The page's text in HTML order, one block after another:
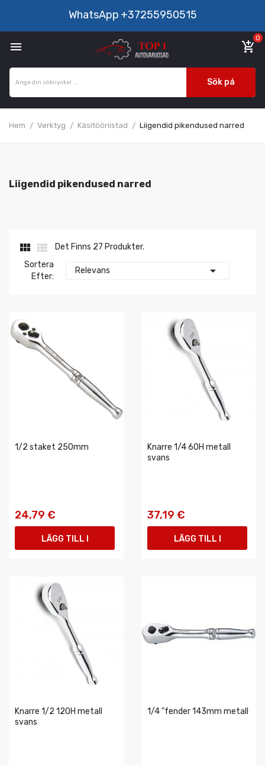
WhatsApp +37255950515
 add_shopping_cart
0
Sök på
Hem Verktyg Käsitööriistad Liigendid pikendused narred
Liigendid pikendused narred
 
Det Finns 27 Produkter.
Sortera
Efter:
Relevans 
1/2 staket 250mm
24,79 €
LÄGG TILL I
Knarre 1/4 60H metall
svans
37,19 €
LÄGG TILL I
Knarre 1/2 120H metall
svans
1/4 "fender 143mm metall